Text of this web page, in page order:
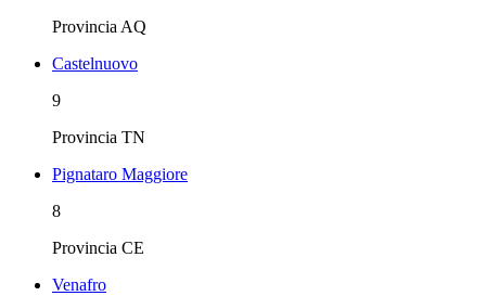
Provincia AQ
Castelnuovo
9
Provincia TN
Pignataro Maggiore
8
Provincia CE
Venafro